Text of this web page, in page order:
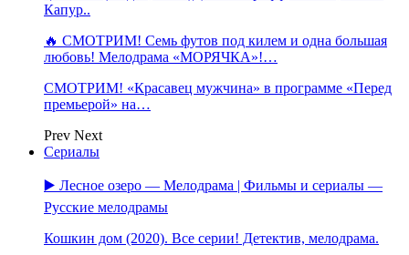
Капур..
🔥 СМОТРИМ! Семь футов под килем и одна большая
любовь! Мелодрама «МОРЯЧКА»!…
СМОТРИМ! «Красавец мужчина» в программе «Перед
премьерой» на…
Prev Next
Сериалы
▶️ Лесное озеро — Мелодрама | Фильмы и сериалы —
Русские мелодрамы
Кошкин дом (2020). Все серии! Детектив, мелодрама.